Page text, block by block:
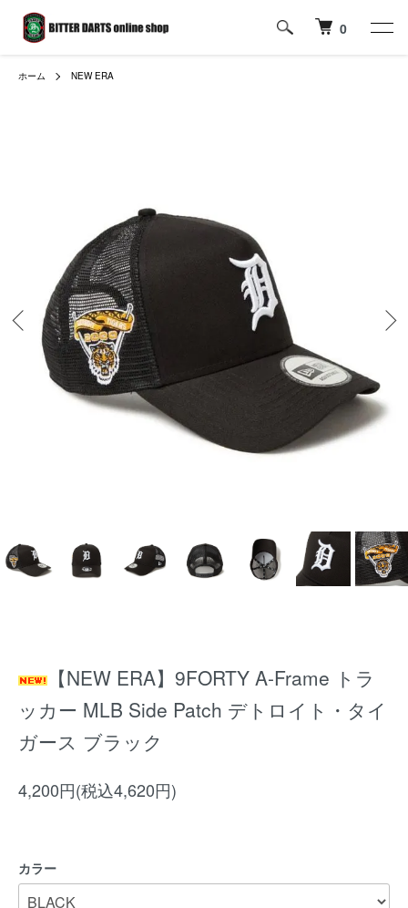
0
ホーム NEW ERA
【NEW ERA】9FORTY A-Frame トラ
ッカー MLB Side Patch デトロイト・タイ
ガース ブラック
4,200円(税込4,620円)
カラー